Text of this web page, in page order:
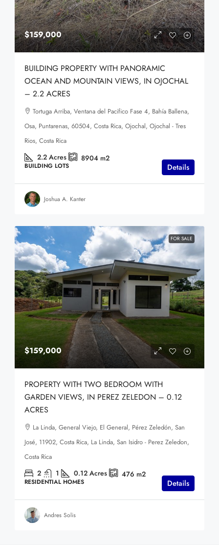
$159,000
BUILDING PROPERTY WITH PANORAMIC
OCEAN AND MOUNTAIN VIEWS, IN OJOCHAL
– 2.2 ACRES
Tortuga Arriba, Ventana del Pacifico Fase 4, Bahía Ballena,
Osa, Puntarenas, 60504, Costa Rica, Ojochal, Ojochal - Tres
Rios, Costa Rica
2.2 Acres 8904 m2
BUILDING LOTS Details
Joshua A. Kanter
FOR SALE
$159,000
PROPERTY WITH TWO BEDROOM WITH
GARDEN VIEWS, IN PEREZ ZELEDON – 0.12
ACRES
La Linda, General Viejo, El General, Pérez Zeledón, San
José, 11902, Costa Rica, La Linda, San Isidro - Perez Zeledon,
Costa Rica
2 1 0.12 Acres 476 m2
RESIDENTIAL HOMES Details
Andres Solis